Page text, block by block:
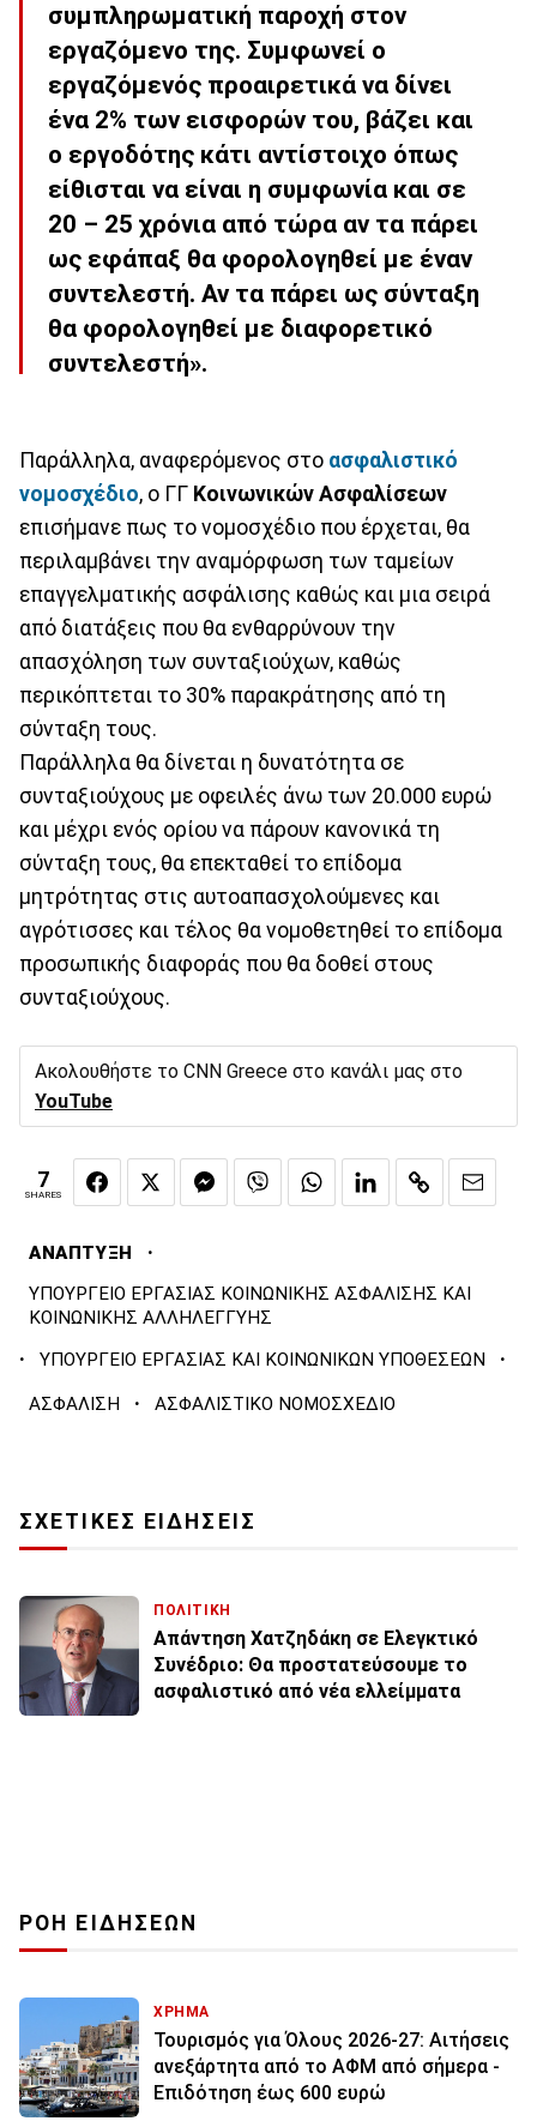
συμπληρωματική παροχή στον
εργαζόμενο της. Συμφωνεί ο
εργαζόμενός προαιρετικά να δίνει
ένα 2% των εισφορών του, βάζει και
ο εργοδότης κάτι αντίστοιχο όπως
είθισται να είναι η συμφωνία και σε
20 – 25 χρόνια από τώρα αν τα πάρει
ως εφάπαξ θα φορολογηθεί με έναν
συντελεστή. Αν τα πάρει ως σύνταξη
θα φορολογηθεί με διαφορετικό
συντελεστή».
Παράλληλα, αναφερόμενος στο ασφαλιστικό
νομοσχέδιο, ο ΓΓ Κοινωνικών Ασφαλίσεων
επισήμανε πως το νομοσχέδιο που έρχεται, θα
περιλαμβάνει την αναμόρφωση των ταμείων
επαγγελματικής ασφάλισης καθώς και μια σειρά
από διατάξεις που θα ενθαρρύνουν την
απασχόληση των συνταξιούχων, καθώς
περικόπτεται το 30% παρακράτησης από τη
σύνταξη τους.
Παράλληλα θα δίνεται η δυνατότητα σε
συνταξιούχους με οφειλές άνω των 20.000 ευρώ
και μέχρι ενός ορίου να πάρουν κανονικά τη
σύνταξη τους, θα επεκταθεί το επίδομα
μητρότητας στις αυτοαπασχολούμενες και
αγρότισσες και τέλος θα νομοθετηθεί το επίδομα
προσωπικής διαφοράς που θα δοθεί στους
συνταξιούχους.
Ακολουθήστε το CNN Greece στο κανάλι μας στο
YouTube
7
SHARES
ΑΝΑΠΤΥΞΗ ·
ΥΠΟΥΡΓΕΙΟ ΕΡΓΑΣΙΑΣ ΚΟΙΝΩΝΙΚΗΣ ΑΣΦΑΛΙΣΗΣ ΚΑΙ
ΚΟΙΝΩΝΙΚΗΣ ΑΛΛΗΛΕΓΓΥΗΣ
· ΥΠΟΥΡΓΕΙΟ ΕΡΓΑΣΙΑΣ ΚΑΙ ΚΟΙΝΩΝΙΚΩΝ ΥΠΟΘΕΣΕΩΝ ·
ΑΣΦΑΛΙΣΗ · ΑΣΦΑΛΙΣΤΙΚΟ ΝΟΜΟΣΧΕΔΙΟ
ΣΧΕΤΙΚΕΣ ΕΙΔΗΣΕΙΣ
ΠΟΛΙΤΙΚΗ
Απάντηση Χατζηδάκη σε Ελεγκτικό
Συνέδριο: Θα προστατεύσουμε το
ασφαλιστικό από νέα ελλείμματα
ΡΟΗ ΕΙΔΗΣΕΩΝ
ΧΡΗΜΑ
Τουρισμός για Όλους 2026-27: Αιτήσεις
ανεξάρτητα από το ΑΦΜ από σήμερα -
Επιδότηση έως 600 ευρώ